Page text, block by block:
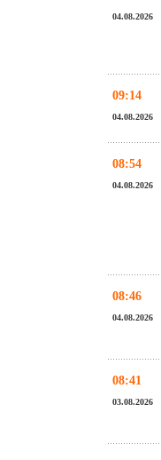
04.08.2026
09:14
04.08.2026
08:54
04.08.2026
08:46
04.08.2026
08:41
03.08.2026